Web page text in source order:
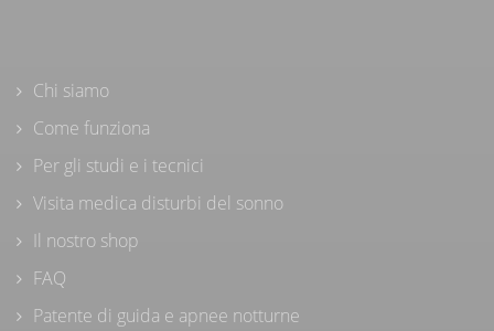
Chi siamo
Come funziona
Per gli studi e i tecnici
Visita medica disturbi del sonno
Il nostro shop
FAQ
Patente di guida e apnee notturne